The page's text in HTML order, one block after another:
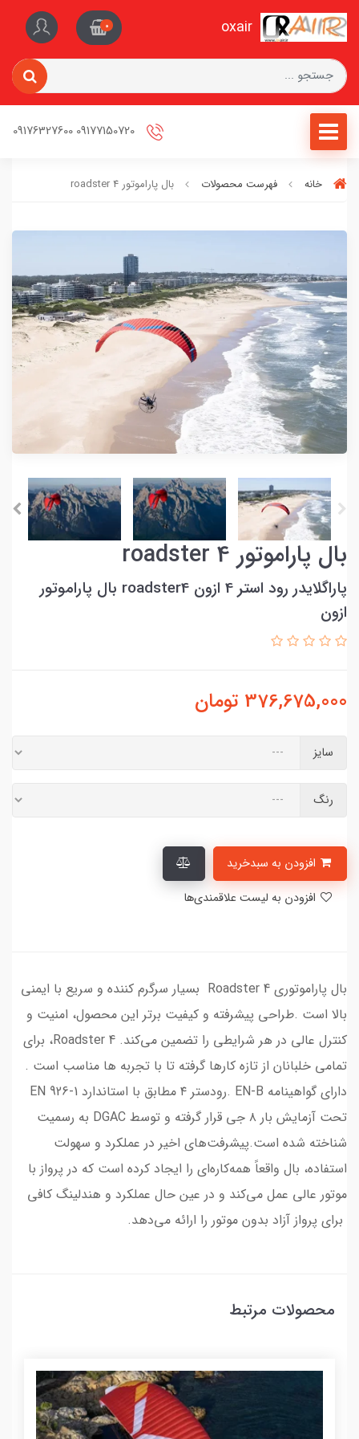
oxair
0
خانه فهرست محصولات بال پاراموتور roadster 4
بال پاراموتور roadster 4
پاراگلایدر رود استر 4 ازون roadster4 بال پاراموتور
ازون
376,675,000 تومان
سایز
رنگ
بال پاراموتوری Roadster 4 بسیار سرگرم کننده و سریع با ایمنی
بالا است .طراحی پیشرفته و کیفیت برتر این محصول، امنیت و
کنترل عالی در هر شرایطی را تضمین می‌کند. Roadster 4، برای
تمامی خلبانان از تازه کارها گرفته تا با تجربه ها مناسب است .
دارای گواهینامه EN-B .رودستر ۴ مطابق با استاندارد EN 926-1
تحت آزمایش بار ۸ جی قرار گرفته و توسط DGAC به رسمیت
شناخته شده است.پیشرفت‌های اخیر در عملکرد و سهولت
استفاده، بال واقعاً همه‌کاره‌ای را ایجاد کرده است که در پرواز با
موتور عالی عمل می‌کند و در عین حال عملکرد و هندلینگ کافی
برای پرواز آزاد بدون موتور را ارائه می‌دهد.
محصولات مرتبط